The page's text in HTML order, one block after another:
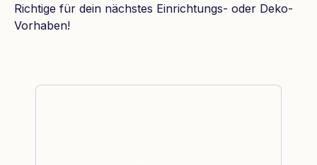
Richtige für dein nächstes Einrichtungs- oder Deko-
Vorhaben!
Produktgalerie überspringen